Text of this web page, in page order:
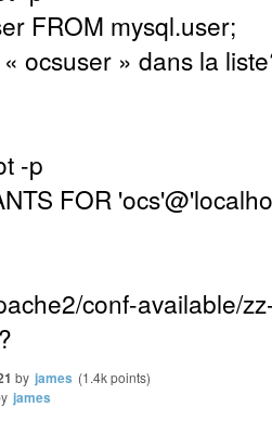
FROM mysql.user;
ocsuser » dans la
-p
FOR
conf-available/
by james (1.4kpoints)
james